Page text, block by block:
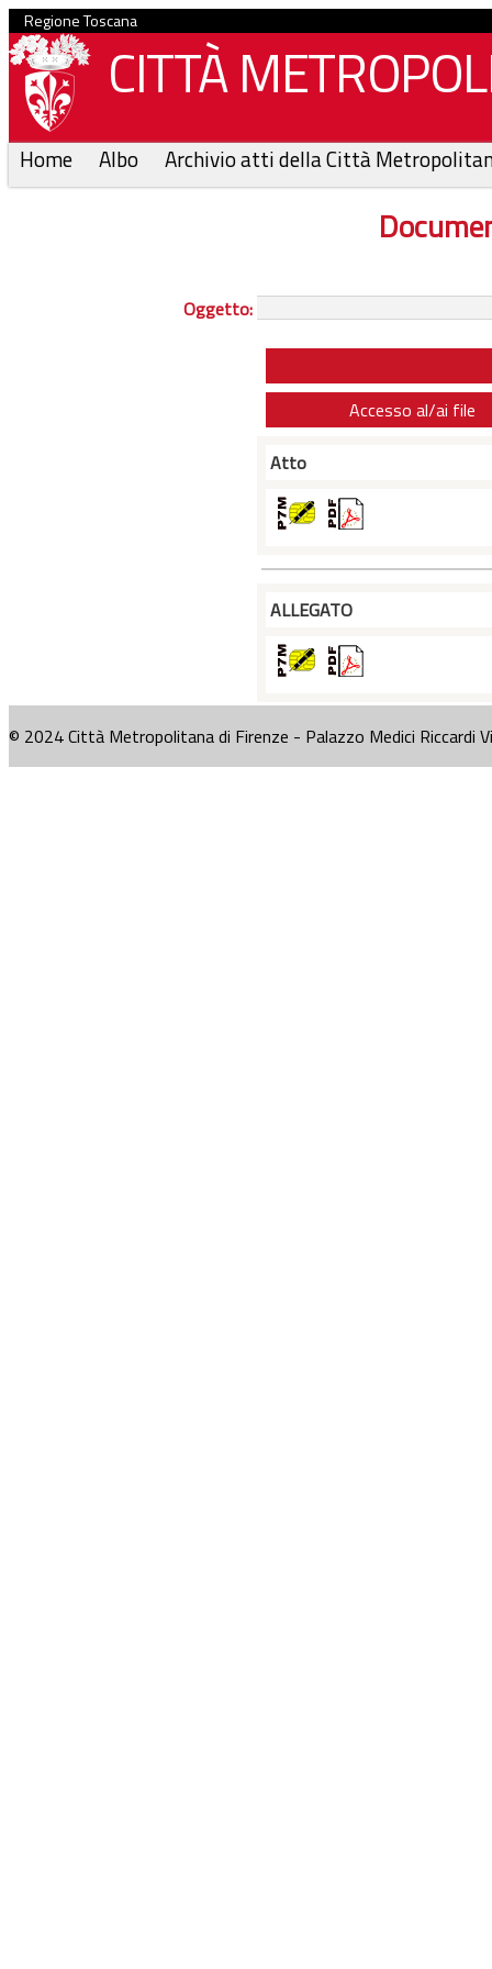
Regione Toscana
CITTÀ
Home Albo Archivio atti della Città
Oggetto:
Accesso al/ai file
Atto
ALLEGATO
© 2024 Città Metropolitana di Firenze - Palazzo Medici Riccardi